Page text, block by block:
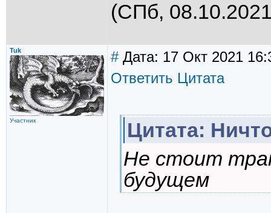
(СПб,
Tuk
Участник
#Дата: 17 Окт 2021
Ответить Цитата
Цитата:
Не стоит
будущем